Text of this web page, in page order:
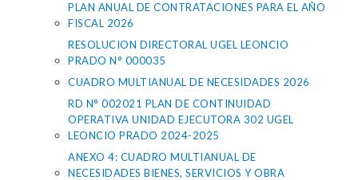
PLAN ANUAL DE CONTRATACIONES PARA EL AÑO
FISCAL 2026
RESOLUCION DIRECTORAL UGEL LEONCIO
PRADO N° 000035
CUADRO MULTIANUAL DE NECESIDADES 2026
RD N° 002021 PLAN DE CONTINUIDAD
OPERATIVA UNIDAD EJECUTORA 302 UGEL
LEONCIO PRADO 2024-2025
ANEXO 4: CUADRO MULTIANUAL DE
NECESIDADES BIENES, SERVICIOS Y OBRA